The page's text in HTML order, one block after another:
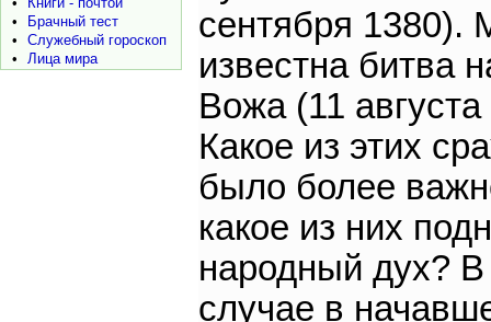
•
Брачный тест
•
Служебный гороскоп
•
Лица мира
сентября 1380).
известна битва
Вожа (11
Какое из этих
было более
какое из них
народный дух?
случае в